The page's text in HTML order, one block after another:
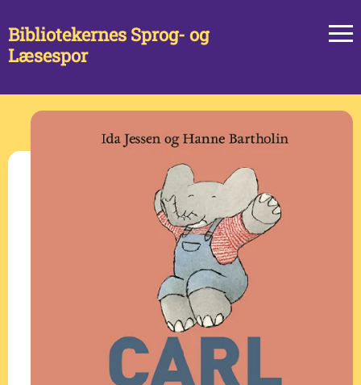
Bibliotekernes Sprog- og
Læsespor